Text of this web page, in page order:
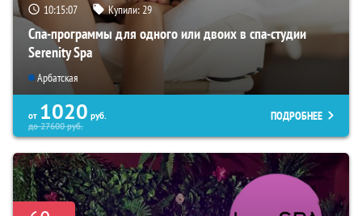
10:15:06 Купили:29
Спа-программы для одного или двоих в спа-студии
Serenity Spa
Арбатская
от 1020 руб.
до27600руб.
ПОДРОБНЕЕ